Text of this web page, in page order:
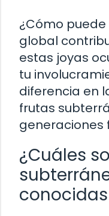
¿Cómo
global
estas joyas
tu
diferencia en
frutas
generaciones
¿Cuáles